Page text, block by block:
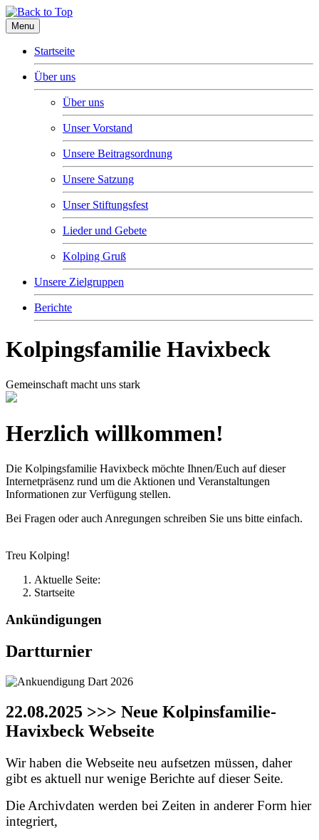
Menu
Startseite
Über uns
Über uns
Unser Vorstand
Unsere Beitragsordnung
Unsere Satzung
Unser Stiftungsfest
Lieder und Gebete
Kolping Gruß
Unsere Zielgruppen
Berichte
Kolpingsfamilie Havixbeck
Gemeinschaft macht uns stark
Herzlich willkommen!
Die Kolpingsfamilie Havixbeck möchte Ihnen/Euch auf dieser
Internetpräsenz rund um die Aktionen und Veranstaltungen
Informationen zur Verfügung stellen.
Bei Fragen oder auch Anregungen schreiben Sie uns bitte einfach.
Treu Kolping!
Aktuelle Seite:
Startseite
Ankündigungen
Dartturnier
22.08.2025 >>> Neue Kolpinsfamilie-
Havixbeck Webseite
Wir haben die Webseite neu aufsetzen müssen, daher
gibt es aktuell nur wenige Berichte auf dieser Seite.
Die Archivdaten werden bei Zeiten in anderer Form hier
integriert,